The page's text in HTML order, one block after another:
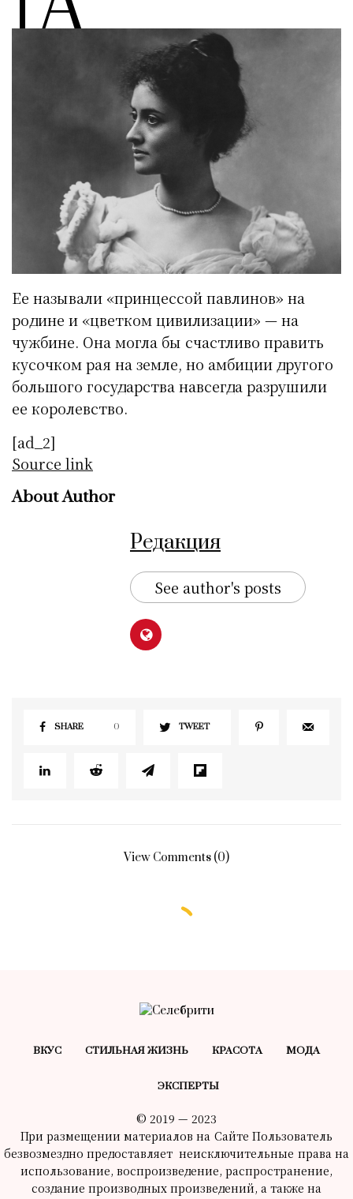
Ее называли «принцессой павлинов» на
родине и «цветком цивилизации» — на
чужбине. Она могла бы счастливо править
кусочком рая на земле, но амбиции другого
большого государства навсегда разрушили
ее королевство.
[ad_2]
Source link
About Author
Редакция
See author's posts
SHARE 0 TWEET
View Comments (0)
ВКУС СТИЛЬНАЯ ЖИЗНЬ КРАСОТA МОДА
ЭКСПЕРТЫ
© 2019 — 2023
При размещении материалов на Сайте Пользователь
безвозмездно предоставляет неисключительные права на
использование, воспроизведение, распространение,
создание производных произведений, а также на